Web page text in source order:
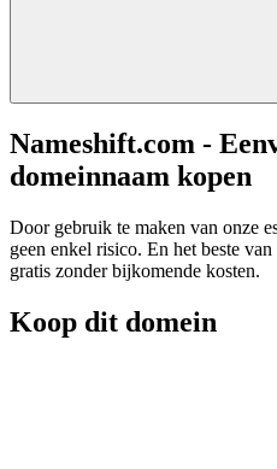
Nameshift.com -
domeinnaam kopen
Door gebruik te maken van onze
geen enkel risico. En het beste
gratis zonder bijkomende kosten.
Koop dit domein